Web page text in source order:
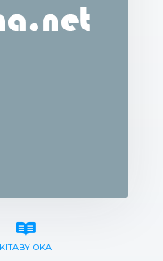
KITABY OKA